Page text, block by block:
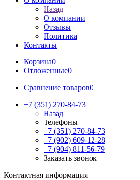
Назад
О компании
Отзывы
Политика
Контакты
Корзина0
Отложенные0
Сравнение товаров0
+7 (351) 270-84-73
Назад
Телефоны
+7 (351) 270-84-73
+7 (902) 609-12-28
+7 (904) 811-56-79
Заказать звонок
Контактная информация